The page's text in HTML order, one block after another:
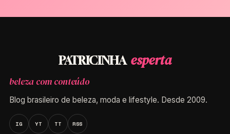
PATRICINHA esperta
beleza com conteúdo
Blog brasileiro de beleza, moda e lifestyle. Desde 2009.
IG YT TT RSS